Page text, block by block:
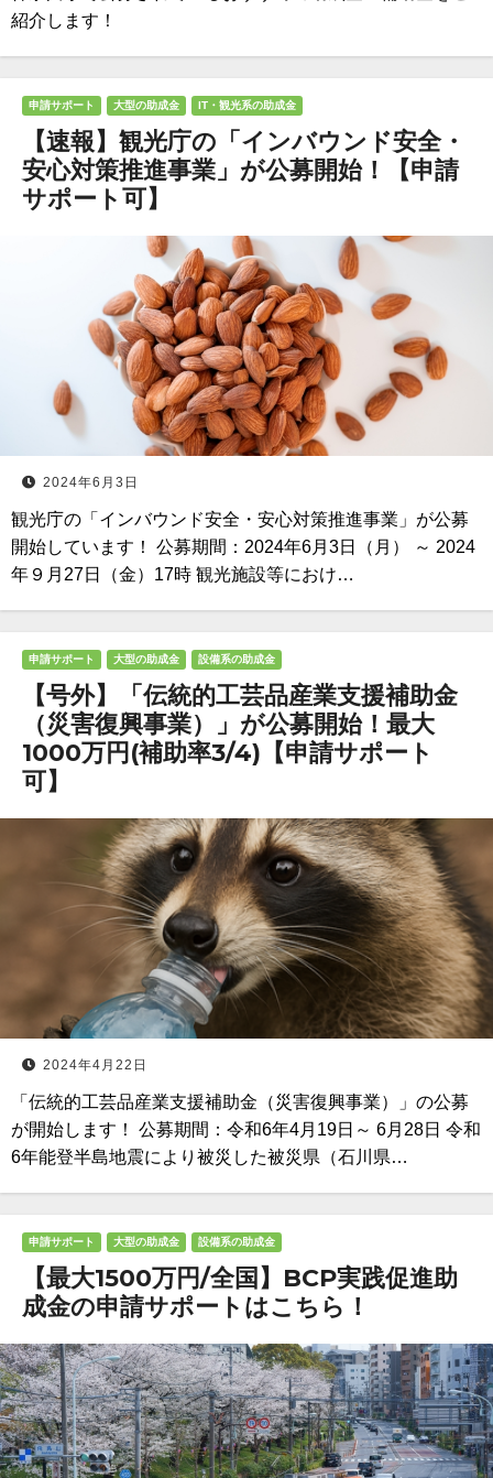
紹介します！
申請サポート 大型の助成金 IT・観光系の助成金
【速報】観光庁の「インバウンド安全・
安心対策推進事業」が公募開始！【申請
サポート可】
2024年6月3日
観光庁の「インバウンド安全・安心対策推進事業」が公募
開始しています！ 公募期間：2024年6月3日（月） ～ 2024
年９月27日（金）17時 観光施設等におけ…
申請サポート 大型の助成金 設備系の助成金
【号外】「伝統的工芸品産業支援補助金
（災害復興事業）」が公募開始！最大
1000万円(補助率3/4)【申請サポート
可】
2024年4月22日
「伝統的工芸品産業支援補助金（災害復興事業）」の公募
が開始します！ 公募期間：令和6年4月19日～ 6月28日 令和
6年能登半島地震により被災した被災県（石川県…
申請サポート 大型の助成金 設備系の助成金
【最大1500万円/全国】BCP実践促進助
成金の申請サポートはこちら！